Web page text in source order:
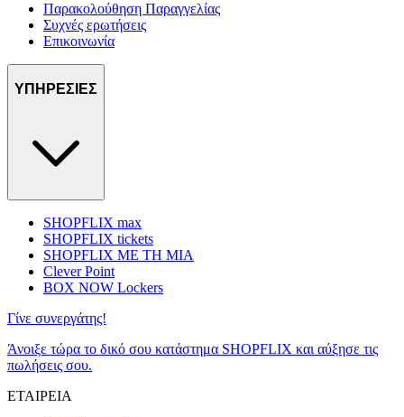
Παρακολούθηση Παραγγελίας
Συχνές ερωτήσεις
Επικοινωνία
ΥΠΗΡΕΣΙΕΣ
SHOPFLIX max
SHOPFLIX tickets
SHOPFLIX ΜΕ ΤΗ ΜΙΑ
Clever Point
BOX NOW Lockers
Γίνε συνεργάτης!
Άνοιξε τώρα το δικό σου κατάστημα SHOPFLIX και αύξησε τις
πωλήσεις σου.
ΕΤΑΙΡΕΙΑ